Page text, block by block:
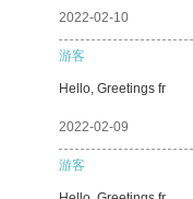
2022-02-10
游客
Hello, Greetings fr
2022-02-09
游客